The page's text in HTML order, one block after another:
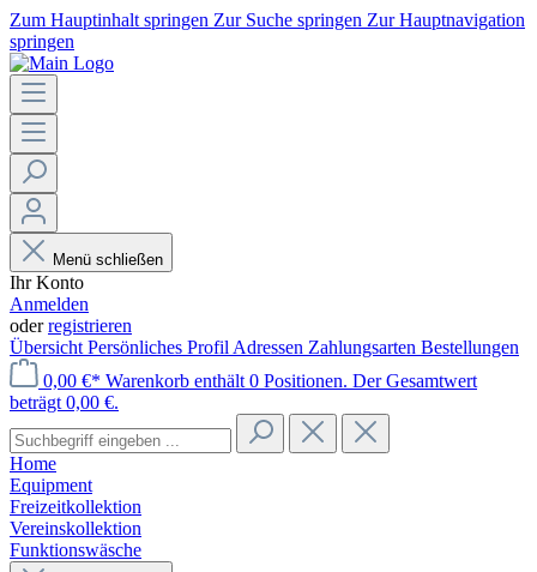
Zum Hauptinhalt springen Zur Suche springen Zur Hauptnavigation
springen
Menü schließen
Ihr Konto
Anmelden
oderregistrieren
Übersicht Persönliches Profil Adressen Zahlungsarten Bestellungen
0,00 €* Warenkorb enthält 0 Positionen. Der Gesamtwert
beträgt 0,00 €.
Home
Equipment
Freizeitkollektion
Vereinskollektion
Funktionswäsche